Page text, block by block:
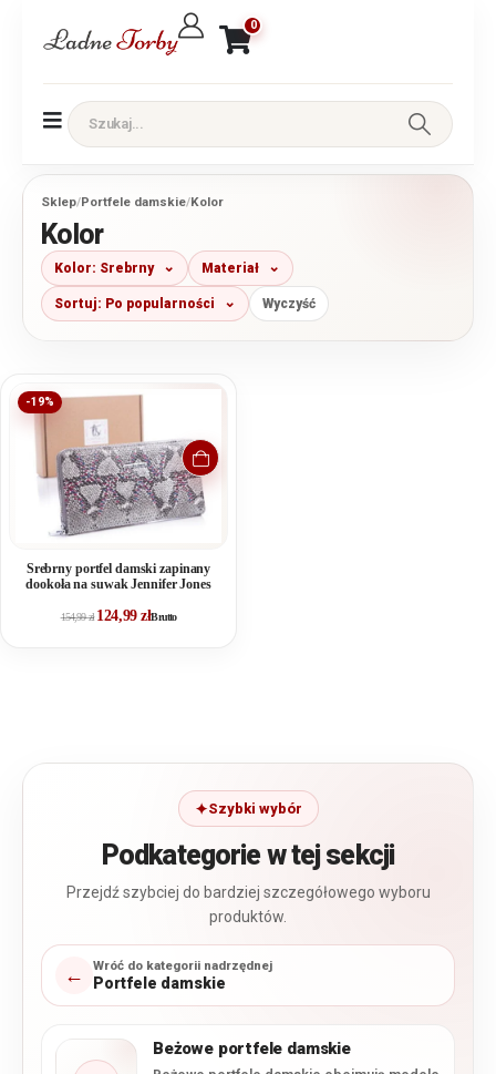
0
Sklep/Portfele damskie/Kolor
Kolor
Kolor: Srebrny Materiał
Sortuj: Po popularności Wyczyść
-19%
Srebrny portfel damski zapinany
dookoła na suwak Jennifer Jones
154,99zł 124,99złBrutto
Szybki wybór
Podkategorie w tej sekcji
Przejdź szybciej do bardziej szczegółowego wyboru
produktów.
← Wróć do kategorii nadrzędnej
Portfele damskie
Beżowe portfele damskie